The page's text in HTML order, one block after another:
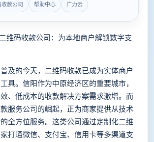
款公司 帮助中心 广力云
码收款公司：为本地商户解锁数字支
的今天，二维码收款已成为实体商户
具。信阳作为中原经济区的重要城市，
、低成本的收款解决方案需求激增。而
服务公司的崛起，正为商家提供从技术
全方位服务。这类公司通过定制化二维
打通微信、支付宝、信用卡等多渠道支